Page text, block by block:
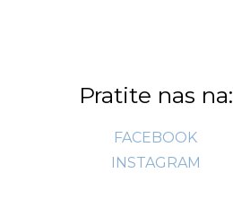
Pratite nas na:
FACEBOOK
INSTAGRAM